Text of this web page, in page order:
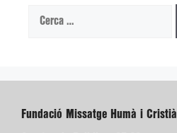
Cerca:
Fundació Missatge Humà i Cristià